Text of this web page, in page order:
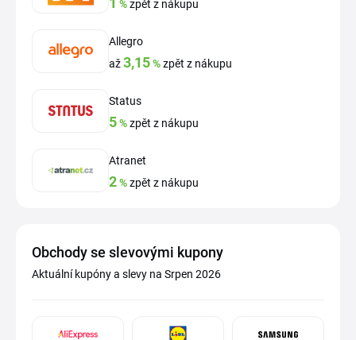
%zpět z nákupu
Allegro
až3,15%zpět z nákupu
Status
5%zpět z nákupu
Atranet
2%zpět z nákupu
Obchody se slevovými kupony
Aktuální kupóny a slevy na Srpen 2026